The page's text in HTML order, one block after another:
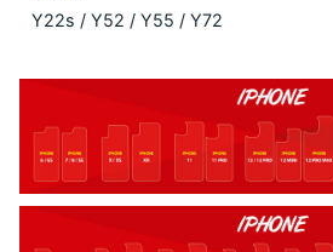
Y22s / Y52 / Y55 / Y72